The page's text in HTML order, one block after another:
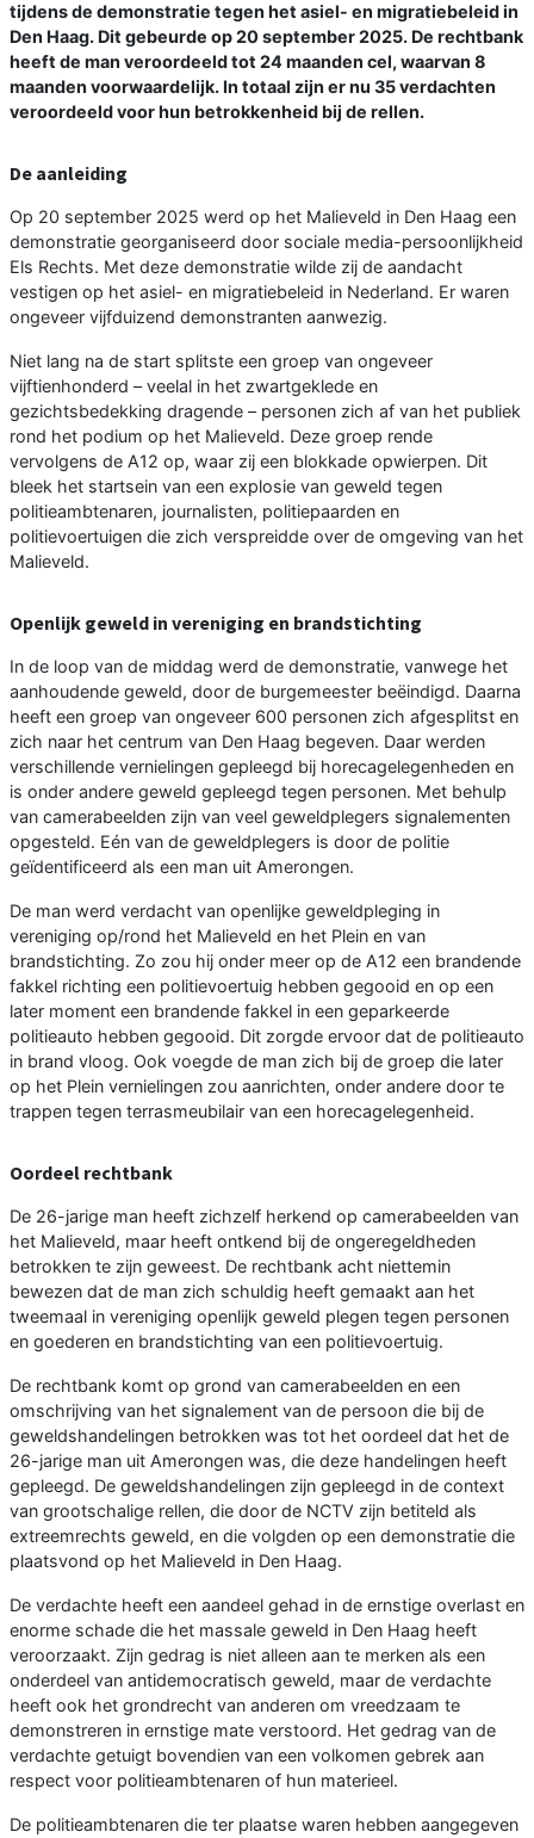
tijdens de demonstratie tegen het asiel- en migratiebeleid in
Den Haag. Dit gebeurde op 20 september 2025. De rechtbank
heeft de man veroordeeld tot 24 maanden cel, waarvan 8
maanden voorwaardelijk. In totaal zijn er nu 35 verdachten
veroordeeld voor hun betrokkenheid bij de rellen.
De aanleiding
Op 20 september 2025 werd op het Malieveld in Den Haag een
demonstratie georganiseerd door sociale media-persoonlijkheid
Els Rechts. Met deze demonstratie wilde zij de aandacht
vestigen op het asiel- en migratiebeleid in Nederland. Er waren
ongeveer vijfduizend demonstranten aanwezig.
Niet lang na de start splitste een groep van ongeveer
vijftienhonderd – veelal in het zwartgeklede en
gezichtsbedekking dragende – personen zich af van het publiek
rond het podium op het Malieveld. Deze groep rende
vervolgens de A12 op, waar zij een blokkade opwierpen. Dit
bleek het startsein van een explosie van geweld tegen
politieambtenaren, journalisten, politiepaarden en
politievoertuigen die zich verspreidde over de omgeving van het
Malieveld.
Openlijk geweld in vereniging en brandstichting
In de loop van de middag werd de demonstratie, vanwege het
aanhoudende geweld, door de burgemeester beëindigd. Daarna
heeft een groep van ongeveer 600 personen zich afgesplitst en
zich naar het centrum van Den Haag begeven. Daar werden
verschillende vernielingen gepleegd bij horecagelegenheden en
is onder andere geweld gepleegd tegen personen. Met behulp
van camerabeelden zijn van veel geweldplegers signalementen
opgesteld. Eén van de geweldplegers is door de politie
geïdentificeerd als een man uit Amerongen.
De man werd verdacht van openlijke geweldpleging in
vereniging op/rond het Malieveld en het Plein en van
brandstichting. Zo zou hij onder meer op de A12 een brandende
fakkel richting een politievoertuig hebben gegooid en op een
later moment een brandende fakkel in een geparkeerde
politieauto hebben gegooid. Dit zorgde ervoor dat de politieauto
in brand vloog. Ook voegde de man zich bij de groep die later
op het Plein vernielingen zou aanrichten, onder andere door te
trappen tegen terrasmeubilair van een horecagelegenheid.
Oordeel rechtbank
De 26-jarige man heeft zichzelf herkend op camerabeelden van
het Malieveld, maar heeft ontkend bij de ongeregeldheden
betrokken te zijn geweest. De rechtbank acht niettemin
bewezen dat de man zich schuldig heeft gemaakt aan het
tweemaal in vereniging openlijk geweld plegen tegen personen
en goederen en brandstichting van een politievoertuig.
De rechtbank komt op grond van camerabeelden en een
omschrijving van het signalement van de persoon die bij de
geweldshandelingen betrokken was tot het oordeel dat het de
26-jarige man uit Amerongen was, die deze handelingen heeft
gepleegd. De geweldshandelingen zijn gepleegd in de context
van grootschalige rellen, die door de NCTV zijn betiteld als
extreemrechts geweld, en die volgden op een demonstratie die
plaatsvond op het Malieveld in Den Haag.
De verdachte heeft een aandeel gehad in de ernstige overlast en
enorme schade die het massale geweld in Den Haag heeft
veroorzaakt. Zijn gedrag is niet alleen aan te merken als een
onderdeel van antidemocratisch geweld, maar de verdachte
heeft ook het grondrecht van anderen om vreedzaam te
demonstreren in ernstige mate verstoord. Het gedrag van de
verdachte getuigt bovendien van een volkomen gebrek aan
respect voor politieambtenaren of hun materieel.
De politieambtenaren die ter plaatse waren hebben aangegeven